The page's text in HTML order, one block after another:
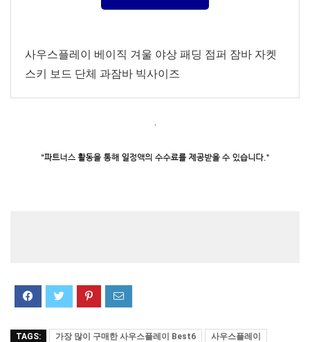
사우스플레이 베이직 겨울 야상 패딩 점퍼 잠바 자켓
스키 보드 단체 과잠바 빅사이즈
.
TAGS: 가장 많이 구매한 사우스플레이 Best6 사우스플레이